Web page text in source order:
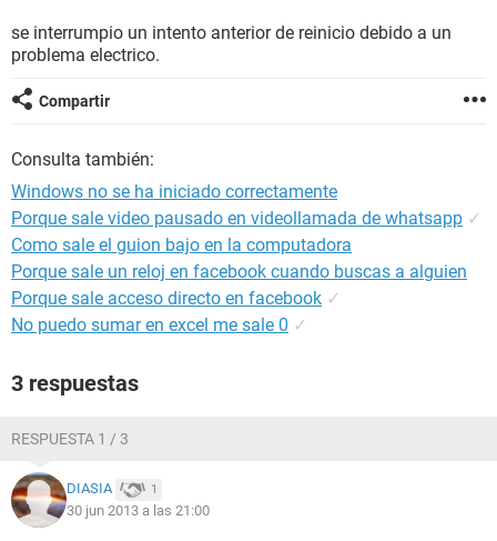
se interrumpio un intento anterior de reinicio debido a un
problema electrico.
Compartir
Consulta también:
Windows no se ha iniciado correctamente
Porque sale video pausado en videollamada de whatsapp ✓
Como sale el guion bajo en la computadora
Porque sale un reloj en facebook cuando buscas a alguien
Porque sale acceso directo en facebook ✓
No puedo sumar en excel me sale 0 ✓
3 respuestas
RESPUESTA 1 / 3
DIASIA 1
30 jun 2013 a las 21:00